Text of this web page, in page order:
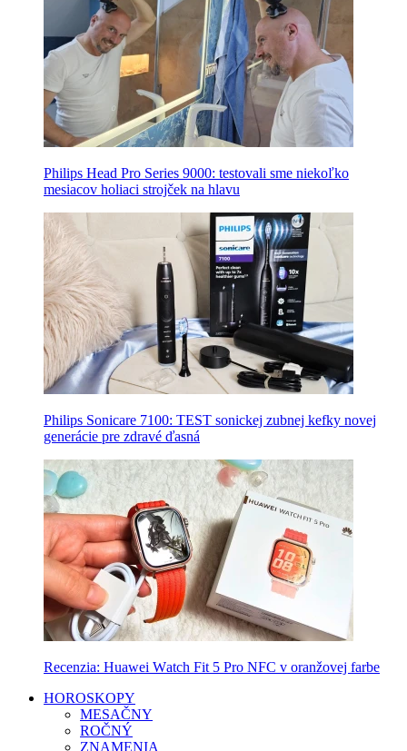
Philips Head Pro Series 9000: testovali sme niekoľko
mesiacov holiaci strojček na hlavu
Philips Sonicare 7100: TEST sonickej zubnej kefky novej
generácie pre zdravé ďasná
Recenzia: Huawei Watch Fit 5 Pro NFC v oranžovej farbe
HOROSKOPY
MESAČNY
ROČNÝ
ZNAMENIA